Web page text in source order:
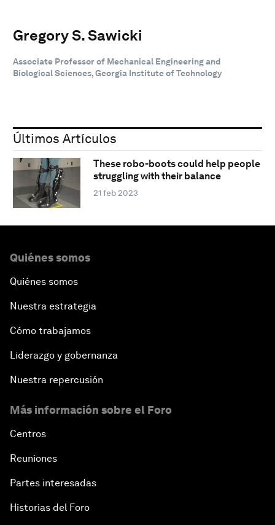
Gregory S. Sawicki
Associate Professor of Mechanical Engineering and
Biological Sciences, Georgia Institute of Technology
Últimos Artículos
These robo-boots could help people
struggling with their balance
21 feb 2023
Quiénes somos
Quiénes somos
Nuestra estrategia
Cómo trabajamos
Liderazgo y gobernanza
Nuestra repercusión
Más información sobre el Foro
Centros
Reuniones
Partes interesadas
Historias del Foro